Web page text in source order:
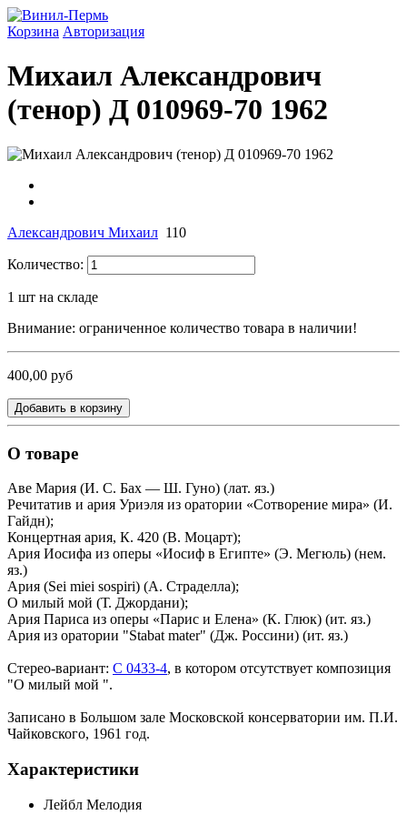
Корзина Авторизация
Михаил Александрович
(тенор) Д 010969-70 1962
Александрович Михаил 110
Количество:
1 шт на складе
Внимание: ограниченное количество товара в наличии!
400,00 руб
Добавить в корзину
О товаре
Аве Мария (И. С. Бах — Ш. Гуно) (лат. яз.)
Речитатив и ария Уриэля из оратории «Сотворение мира» (И.
Гайдн);
Концертная ария, К. 420 (В. Моцарт);
Ария Иосифа из оперы «Иосиф в Египте» (Э. Мегюль) (нем.
яз.)
Ария (Sei miei sospiri) (А. Страделла);
О милый мой (Т. Джордани);
Ария Париса из оперы «Парис и Елена» (К. Глюк) (ит. яз.)
Ария из оратории "Stabat mater" (Дж. Россини) (ит. яз.)
Стерео-вариант: С 0433-4, в котором отсутствует композиция
"О милый мой ".
Записано в Большом зале Московской консерватории им. П.И.
Чайковского, 1961 год.
Характеристики
Лейбл Мелодия